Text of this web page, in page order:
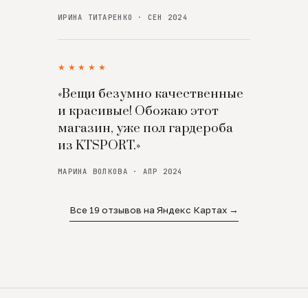
ИРИНА ТИТАРЕНКО · СЕН 2024
★★★★★
«Вещи безумно качественные
и красивые! Обожаю этот
магазин, уже пол гардероба
из KTSPORT.»
МАРИНА ВОЛКОВА · АПР 2024
Все 19 отзывов на Яндекс Картах →